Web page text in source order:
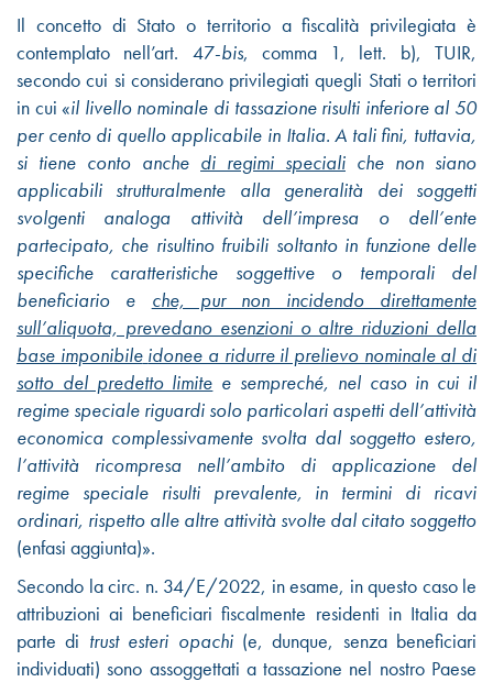
Il concetto di Stato o territorio a fiscalità privilegiata è
contemplato nell’art. 47-bis, comma 1, lett. b), TUIR,
secondo cui si considerano privilegiati quegli Stati o territori
in cui «il livello nominale di tassazione risulti inferiore al 50
per cento di quello applicabile in Italia. A tali fini, tuttavia,
si tiene conto anche di regimi speciali che non siano
applicabili strutturalmente alla generalità dei soggetti
svolgenti analoga attività dell’impresa o dell’ente
partecipato, che risultino fruibili soltanto in funzione delle
specifiche caratteristiche soggettive o temporali del
beneficiario e che, pur non incidendo direttamente
sull’aliquota, prevedano esenzioni o altre riduzioni della
base imponibile idonee a ridurre il prelievo nominale al di
sotto del predetto limite e sempreché, nel caso in cui il
regime speciale riguardi solo particolari aspetti dell’attività
economica complessivamente svolta dal soggetto estero,
l’attività ricompresa nell’ambito di applicazione del
regime speciale risulti prevalente, in termini di ricavi
ordinari, rispetto alle altre attività svolte dal citato soggetto
(enfasi aggiunta)».
Secondo lacirc. n. 34/E/2022, in esame, in questo caso le
attribuzioni ai beneficiari fiscalmente residenti in Italia da
parte di trust esteri opachi(e, dunque, senza beneficiari
individuati) sono assoggettati a tassazione nel nostro Paese